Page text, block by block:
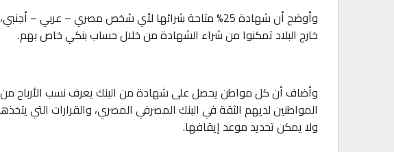
وأوضح أن شهادة 25% متاحة شرائها لأي شخص مصري – عربي
خارج البلاد تمكنوا من شراء الشهادة من خلال حساب بنكي خاص بهم.
وأضاف أن كل مواطن يحصل على شهادة من البنك يعرف نسب الأرباح من
المواطنين لديهم الثقة في البنك المصرفي المصري، والقرارات التي
ولا يمكن تحديد موعد إيقافها.